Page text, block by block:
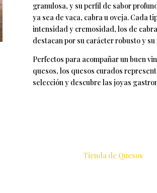
granulosa, y su perfil de sabor
ya sea de vaca, cabra u oveja. Cada
intensidad y cremosidad, los de
destacan por su carácter robusto y
Perfectos para acompañar un buen
quesos, los quesos curados
selección y descubre las joyas
Tienda de Quesos